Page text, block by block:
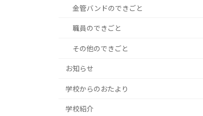
金管バンドのできごと
職員のできごと
その他のできごと
お知らせ
学校からのおたより
学校紹介